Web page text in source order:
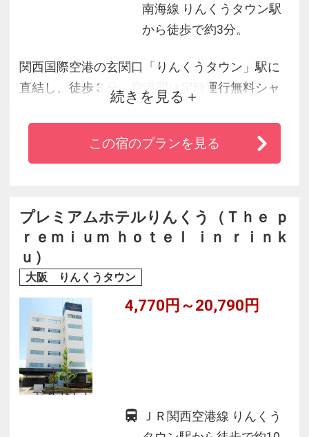
南海線 りんくうタウン駅
から徒歩で約3分。
関西国際空港の玄関口「りんくうタウン」駅に
直結し、徒歩３分。空港間は定時運行無料シャ
トルバスで約１5分と、国内・海外旅行の前・後
泊に便利です。「ユニバーサル・スタジオ・ジ
ャパン」まで車で４０分と近く、「りんくうプ
階には２４時間営業のコンビニエンスストアが
ございます。
続きを見る
この宿のプランを見る
プレミアムホテルりんくう（Ｔｈｅ ｐ
ｒｅｍｉｕｍ ｈｏｔｅｌ ｉｎ ｒｉｎｋ
ｕ）
大阪 りんくうタウン
4,770円～20,790円
ＪＲ関西空港線 りんくう